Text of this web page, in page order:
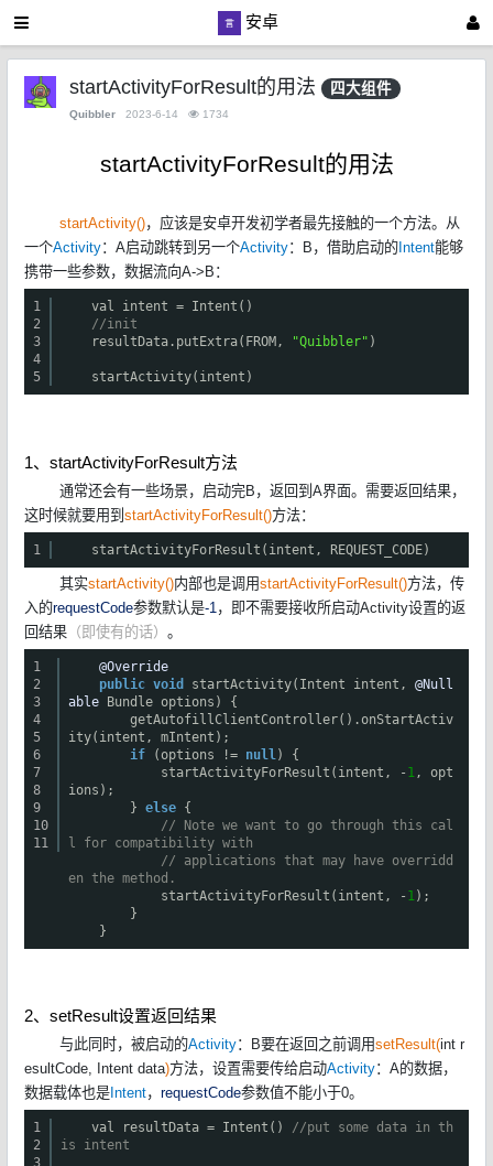
安卓
startActivityForResult的用法 四大组件
Quibbler 2023-6-14 1734
startActivityForResult的用法
startActivity()，应该是安卓开发初学者最先接触的一个方法。从
一个Activity：A启动跳转到另一个Activity：B，借助启动的 Intent能够
携带一些参数，数据流向A->B：
1
2
3
4
5
val intent = Intent()
//init
resultData.putExtra(FROM,
"Quibbler" )
startActivity(intent)
1、startActivityForResult方法
通常还会有一些场景，启动完B，返回到A界面。需要返回结果，
这时候就要用到 startActivityForResult()方法：
1 startActivityForResult(intent, REQUEST_CODE)
其实startActivity()内部也是调用startActivityForResult()方法，传
入的requestCode参数默认是-1 ，即不需要接收所启动Activity设置的返
回结果 （即使有的话） 。
1
2
3
4
5
6
7
8
9
10
11
@Override
public void startActivity(Intent intent, @Null
able Bundle options) {
getAutofillClientController().onStartActiv
ity(intent, mIntent);
if
(options != null ) {
startActivityForResult(intent, - 1 , opt
ions);
} else {
// Note we want to go through this cal
l for compatibility with
// applications that may have overridd
en the method.
startActivityForResult(intent, - 1 );
}
}
2、setResult设置返回结果
与此同时，被启动的Activity：B要在返回之前调用setResult(int r
esultCode, Intent data)方法，设置需要传给启动Activity：A的数据，
数据载体也是 Intent， requestCode参数值不能小于0。
1
2
val resultData = Intent() //put some data in th
is intent